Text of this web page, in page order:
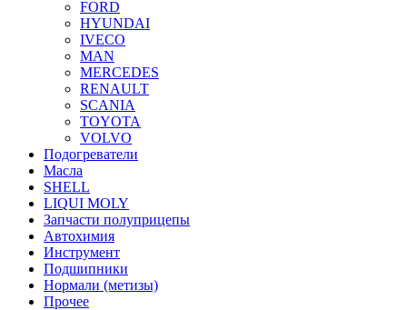
FORD
HYUNDAI
IVECO
MAN
MERCEDES
RENAULT
SCANIA
TOYOTA
VOLVO
Подогреватели
Масла
SHELL
LIQUI MOLY
Запчасти полуприцепы
Автохимия
Инструмент
Подшипники
Нормали (метизы)
Прочее